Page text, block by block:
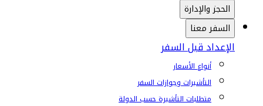
الحجز والإدارة
السفر معنا
الإعداد قبل السفر
أنواع الأسعار
التأشيرات وجوازات السفر
متطلبات التأشيرة حسب الدولة